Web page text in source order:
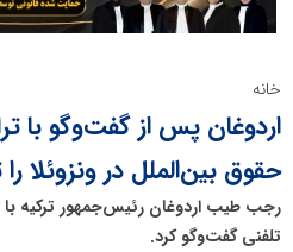
خانه
اردوغان پس از گفت‌وگو با
حقوق بین‌الملل در ونزوئلا
رجب طیب اردوغان رئیس‌جمهور ترکیه با
تلفنی گفت‌و‌گو کرد.